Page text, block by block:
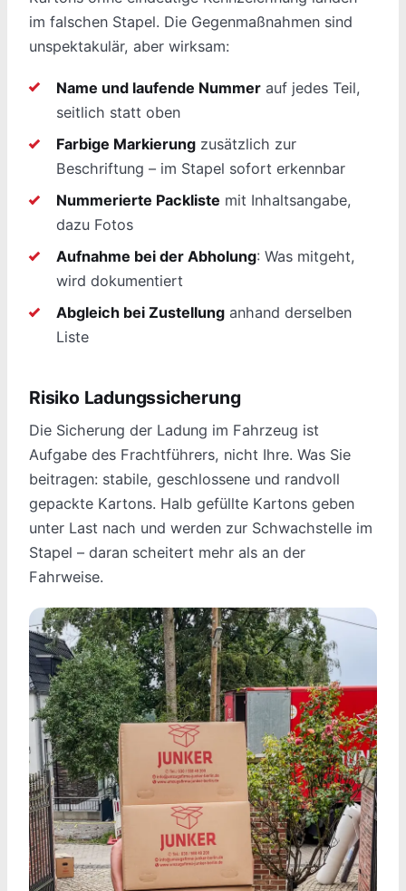
im falschen Stapel. Die Gegenmaßnahmen sind
unspektakulär, aber wirksam:
Name und laufende Nummerauf jedes Teil,
seitlich statt oben
Farbige Markierungzusätzlich zur
Beschriftung – im Stapel sofort erkennbar
Nummerierte Packliste mit Inhaltsangabe,
dazu Fotos
Aufnahme bei der Abholung: Was mitgeht,
wird dokumentiert
Abgleich bei Zustellunganhand derselben
Liste
Risiko Ladungssicherung
Die Sicherung der Ladung im Fahrzeug ist
Aufgabe des Frachtführers, nicht Ihre. Was Sie
beitragen: stabile, geschlossene und randvoll
gepackte Kartons. Halb gefüllte Kartons geben
unter Last nach und werden zur Schwachstelle im
Stapel – daran scheitert mehr als an der
Fahrweise.